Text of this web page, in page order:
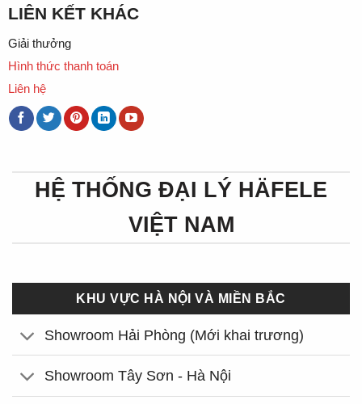
LIÊN KẾT KHÁC
Giải thưởng
Hình thức thanh toán
Liên hệ
HỆ THỐNG ĐẠI LÝ HÄFELE
VIỆT NAM
KHU VỰC HÀ NỘI VÀ MIỀN BẮC
Showroom Hải Phòng (Mới khai trương)
Showroom Tây Sơn - Hà Nội